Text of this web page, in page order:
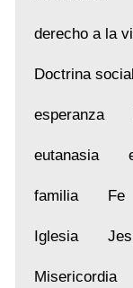
derecho a la
Doctrina
esperanza
eutanasia
familia Fe
Iglesia
Misericordia